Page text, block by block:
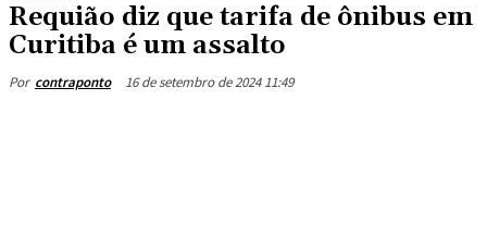
Requião diz que tarifa de ônibus em
Curitiba é um assalto
Por contraponto 16 de setembro de 2024 11:49